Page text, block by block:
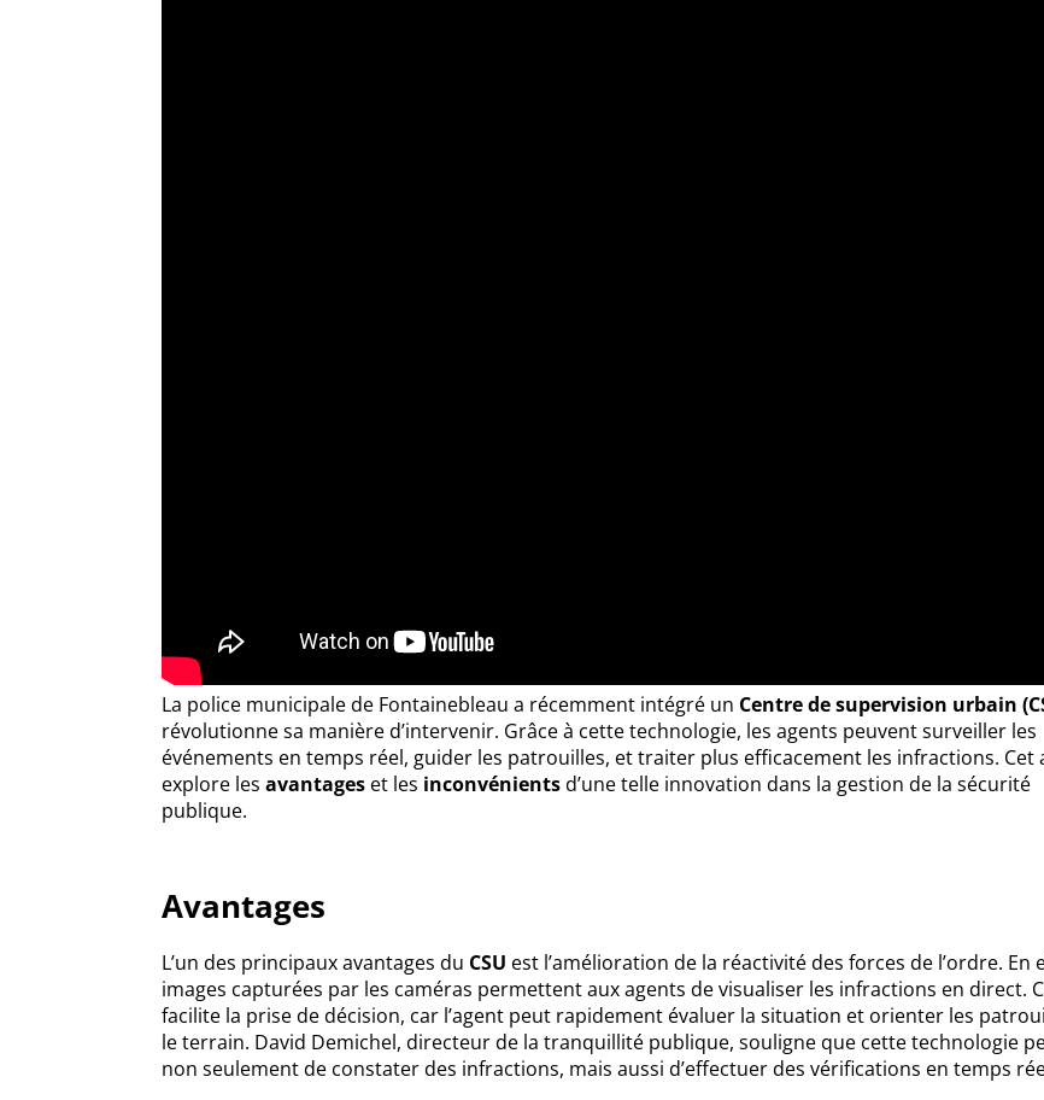
La police municipale de Fontainebleau a récemment intégré un Centre de supervision urbain
révolutionne sa manière d’intervenir. Grâce à cette technologie, les agents peuvent surveiller les
événements en temps réel, guider les patrouilles, et traiter plus efficacement les infractions. Cet
explore lesavantages et les inconvénientsd’une telle innovation dans la gestion de la sécurité
publique.
Avantages
L’un des principaux avantages du CSU est l’amélioration de la réactivité des forces de l’ordre. En
images capturées par les caméras permettent aux agents de visualiser les infractions en direct.
facilite la prise de décision, car l’agent peut rapidement évaluer la situation et orienter les
le terrain. David Demichel, directeur de la tranquillité publique, souligne que cette technologie
non seulement de constater des infractions, mais aussi d’effectuer des vérifications en temps